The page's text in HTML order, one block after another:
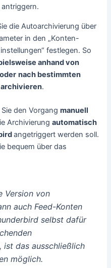
antriggern.
die Autoarchivierung über
in den „Konten-
festlegen. So
anhand von
nach bestimmten
.
Sie den Vorgangmanuell
Archivierungautomatisch
angetriggert werden soll.
bequem über das
Version von
auch Feed-Konten
selbst dafür
das ausschließlich
möglich.